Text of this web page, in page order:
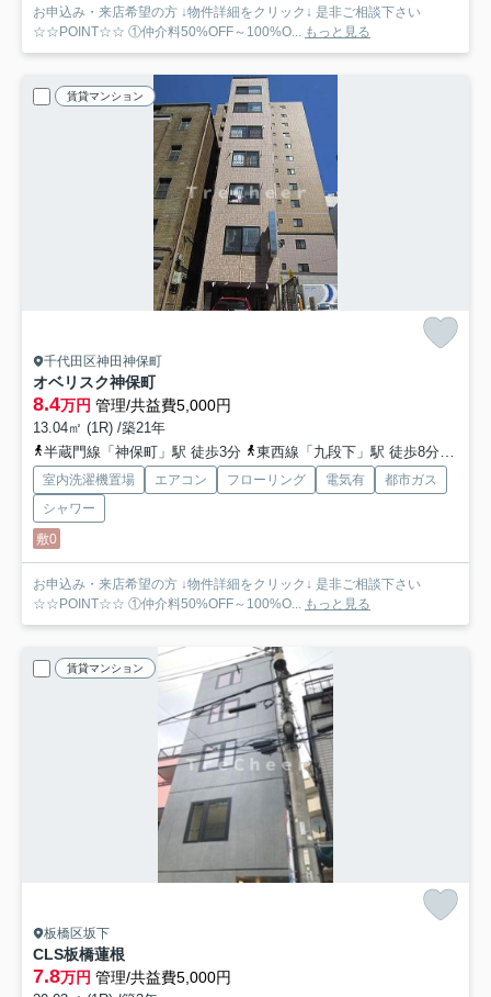
お申込み・来店希望の方 ↓物件詳細をクリック↓ 是非ご相談下さい
☆☆POINT☆☆ ①仲介料50%OFF～100%O...
もっと見る
賃貸マンション
千代田区神田神保町
オベリスク神保町
8.4万円 管理/共益費5,000円
13.04㎡ (1R) /築21年
半蔵門線「神保町」駅 徒歩3分
東西線「九段下」駅 徒歩8分
室内洗濯機置場 エアコン フローリング 電気有
都市ガス
シャワー
敷0
お申込み・来店希望の方 ↓物件詳細をクリック↓ 是非ご相談下さい
☆☆POINT☆☆ ①仲介料50%OFF～100%O...
もっと見る
賃貸マンション
板橋区坂下
CLS板橋蓮根
7.8万円 管理/共益費5,000円